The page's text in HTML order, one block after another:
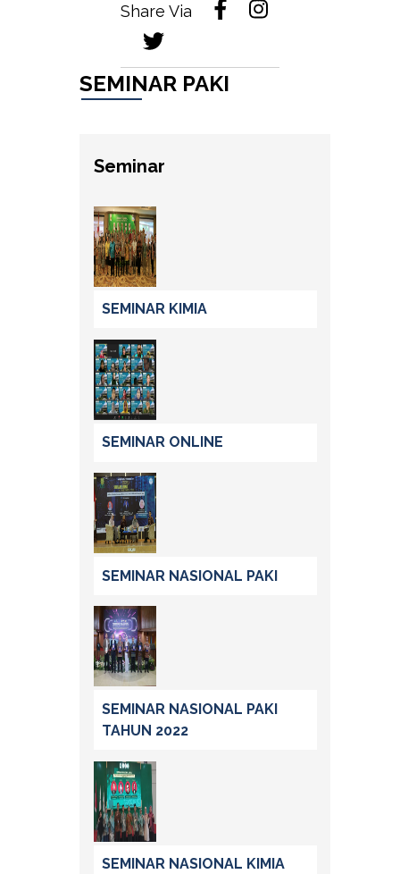
Share Via
SEMINAR PAKI
Seminar
SEMINAR KIMIA
SEMINAR ONLINE
SEMINAR NASIONAL PAKI
SEMINAR NASIONAL PAKI
TAHUN 2022
SEMINAR NASIONAL KIMIA